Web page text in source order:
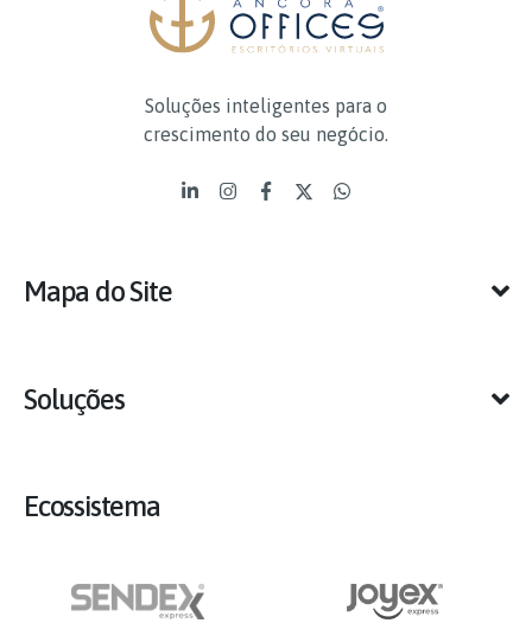
Soluções inteligentes para o
crescimento do seu negócio.
Mapa do Site
Soluções
Ecossistema